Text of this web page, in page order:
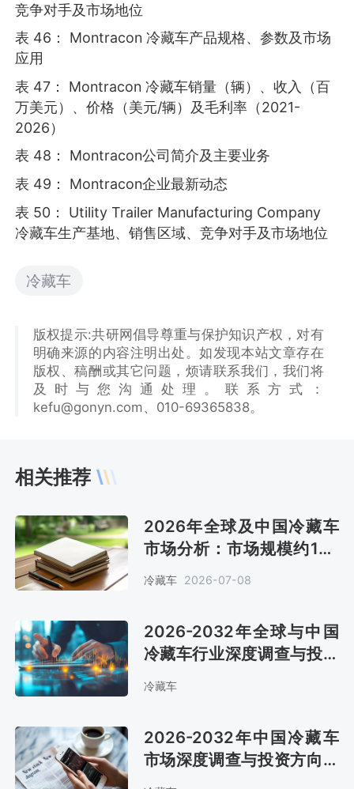
竞争对手及市场地位
表 46： Montracon 冷藏车产品规格、参数及市场
应用
表 47： Montracon 冷藏车销量（辆）、收入（百
万美元）、价格（美元/辆）及毛利率（2021-
2026）
表 48： Montracon公司简介及主要业务
表 49： Montracon企业最新动态
表 50： Utility Trailer Manufacturing Company
冷藏车生产基地、销售区域、竞争对手及市场地位
冷藏车
版权提示:共研网倡导尊重与保护知识产权，对有
明确来源的内容注明出处。如发现本站文章存在
版权、稿酬或其它问题，烦请联系我们，我们将
及时与您沟通处理。联系方式：
kefu@gonyn.com、010-69365838。
相关推荐
2026年全球及中国冷藏车
市场分析：市场规模约125
亿元 向全流程智慧冷链升级
[图]
冷藏车 2026-07-08
2026-2032年全球与中国
冷藏车行业深度调查与投资
潜力分析报告
冷藏车
2026-2032年中国冷藏车
市场深度调查与投资方向研
究报告